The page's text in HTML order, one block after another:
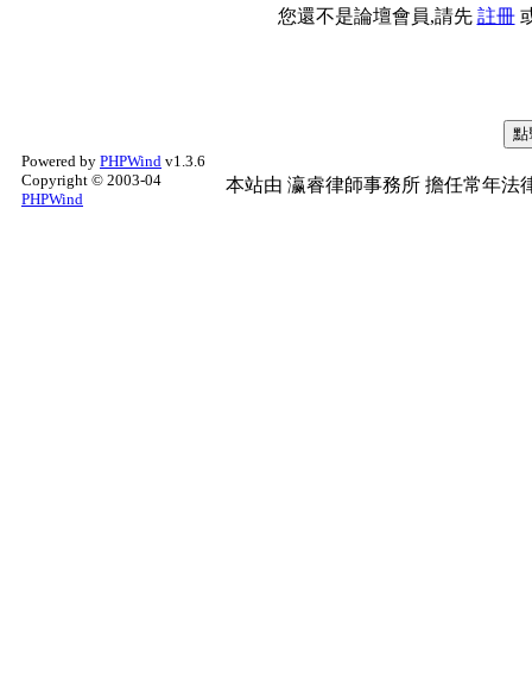
您還不是論壇會員,請先 註冊
Powered by PHPWind v1.3.6
Copyright © 2003-04
PHPWind
本站由 瀛睿律師事務所 擔任常年法